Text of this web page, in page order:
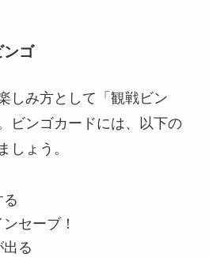
ンゴ
しみ方として「観戦ビン
ビンゴカードには、以下の
しょう。
セーブ！
る